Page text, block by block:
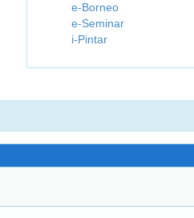
e-Borneo
e-Seminar
i-Pintar